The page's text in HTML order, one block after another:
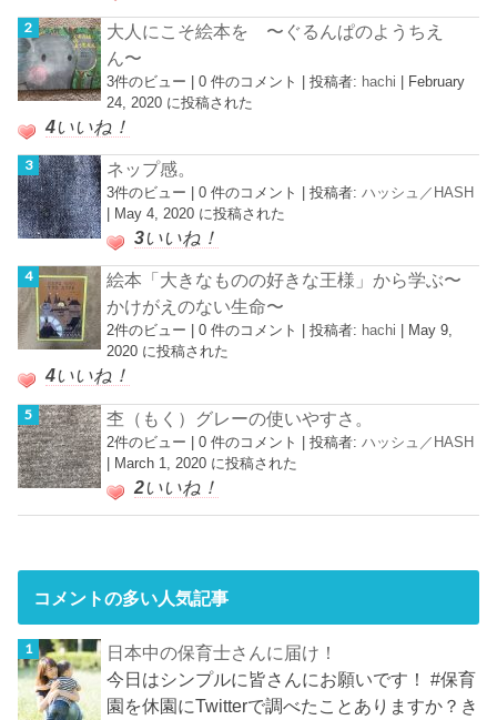
大人にこそ絵本を 〜ぐるんぱのようちえ
ん〜
3件のビュー |0 件のコメント |投稿者: hachi | February
24, 2020 に投稿された
4いいね！
ネップ感。
3件のビュー |0 件のコメント |投稿者:ハッシュ／HASH
May 4, 2020 に投稿された
3いいね！
絵本「大きなものの好きな王様」から学ぶ〜
かけがえのない生命〜
2件のビュー |0 件のコメント |投稿者: hachi
May 9,
2020 に投稿された
4いいね！
杢（もく）グレーの使いやすさ。
2件のビュー |0 件のコメント |投稿者:ハッシュ／HASH
| March 1, 2020 に投稿された
2いいね！
コメントの多い人気記事
日本中の保育士さんに届け！
今日はシンプルに皆さんにお願いです！ #保育
園を休園にTwitterで調べたことありますか？き